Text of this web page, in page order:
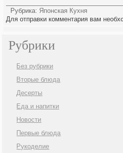
Рубрика: Японская Кухня
Для отправки комментария вам
Рубрики
Без рубрики
Вторые блюда
Десерты
Еда и напитки
Новости
Первые блюда
Рукоделие